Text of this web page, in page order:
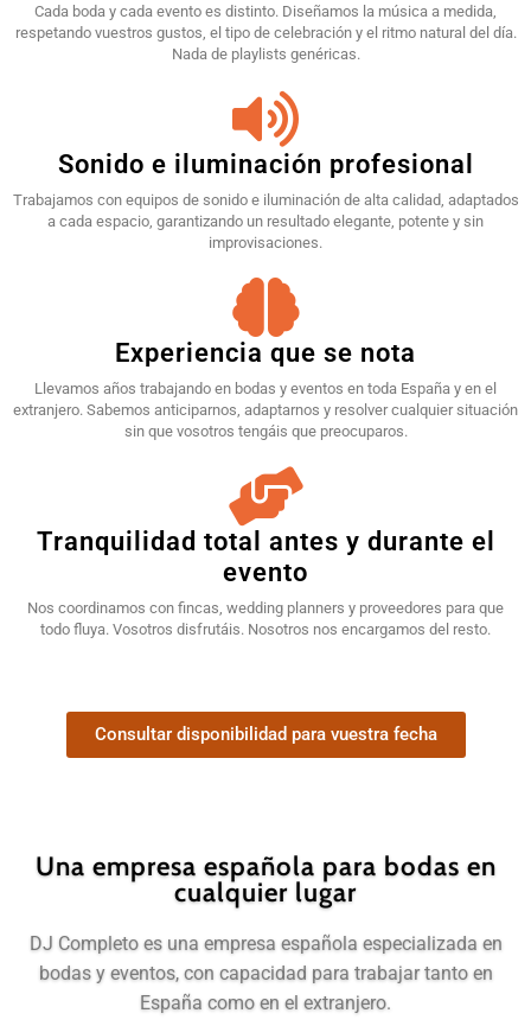
Cada boda y cada evento es distinto. Diseñamos la música a medida,
respetando vuestros gustos, el tipo de celebración y el ritmo natural del día.
Nada de playlists genéricas.
Sonido e iluminación profesional
Trabajamos con equipos de sonido e iluminación de alta calidad, adaptados
a cada espacio, garantizando un resultado elegante, potente y sin
improvisaciones.
Experiencia que se nota
Llevamos años trabajando en bodas y eventos en toda España y en el
extranjero. Sabemos anticiparnos, adaptarnos y resolver cualquier situación
sin que vosotros tengáis que preocuparos.
Tranquilidad total antes y durante el
evento
Nos coordinamos con fincas, wedding planners y proveedores para que
todo fluya. Vosotros disfrutáis. Nosotros nos encargamos del resto.
Consultar disponibilidad para vuestra fecha
Una empresa española para bodas en
cualquier lugar
DJ Completo es una empresa española especializada en
bodas y eventos, con capacidad para trabajar tanto en
España como en el extranjero.